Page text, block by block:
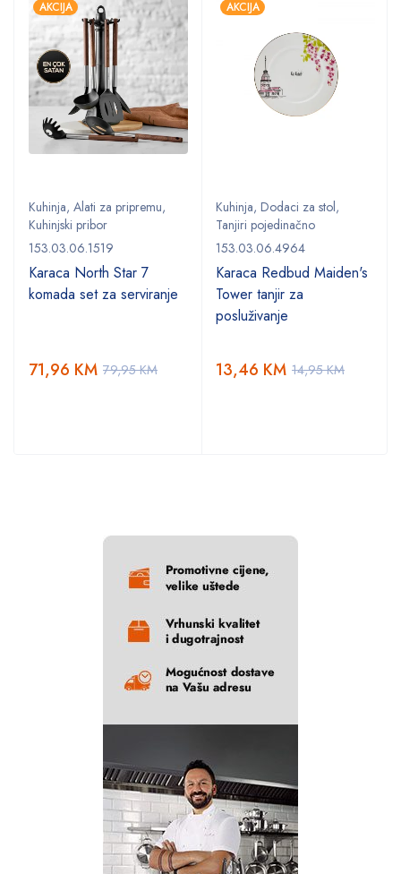
AKCIJA
Kuhinja, Alati za pripremu,
Kuhinjski pribor
153.03.06.1519
Karaca North Star 7
komada set za serviranje
79,95KM
71,96 KM
AKCIJA
Kuhinja, Dodaci za stol,
Tanjiri pojedinačno
153.03.06.4964
Karaca Redbud Maiden's
Tower tanjir za
posluživanje
14,95KM
13,46 KM